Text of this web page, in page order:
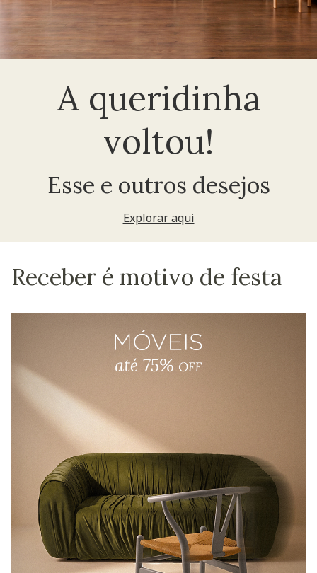
A queridinha
voltou!
Esse e outros desejos
Explorar aqui
Receber é motivo de festa